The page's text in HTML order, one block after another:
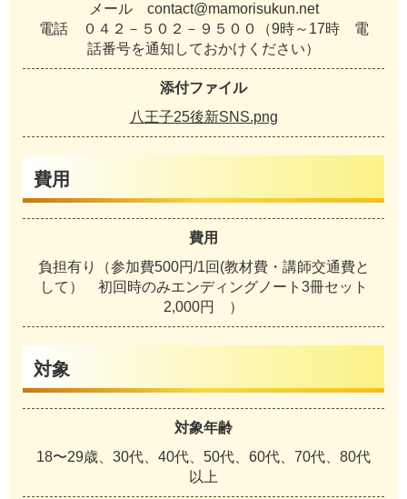
メール contact@mamorisukun.net
電話 ０４２－５０２－９５００（9時～17時 電
話番号を通知しておかけください）
添付ファイル
八王子25後新SNS.png
費用
費用
負担有り（参加費500円/1回(教材費・講師交通費と
して） 初回時のみエンディングノート3冊セット
2,000円 ）
対象
対象年齢
18〜29歳、30代、40代、50代、60代、70代、80代
以上